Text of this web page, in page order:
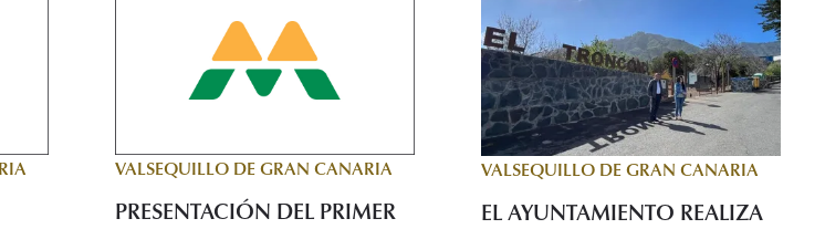
VALSEQUILLO DE GRAN CANARIA
PRESENTACIÓN DEL PRIMER
VALSEQUILLO DE GRAN CANARIA
EL AYUNTAMIENTO REALIZA